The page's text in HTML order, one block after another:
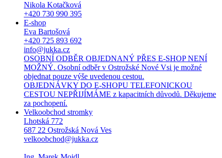
Nikola Kotačková
+420 730 990 395
E-shop
Eva Bartošová
+420 725 893 692
info@jukka.cz
OSOBNÍ ODBĚR OBJEDNANÝ PŘES E-SHOP NENÍ
MOŽNÝ. Osobní odběr v Ostrožské Nové Vsi je možné
objednat pouze výše uvedenou cestou.
OBJEDNÁVKY DO E-SHOPU TELEFONICKOU
CESTOU NEPŘIJÍMÁME z kapacitních důvodů. Děkujeme
za pochopení.
Velkoobchod stromky
Lhotská 772
687 22 Ostrožská Nová Ves
velkoobchod@jukka.cz